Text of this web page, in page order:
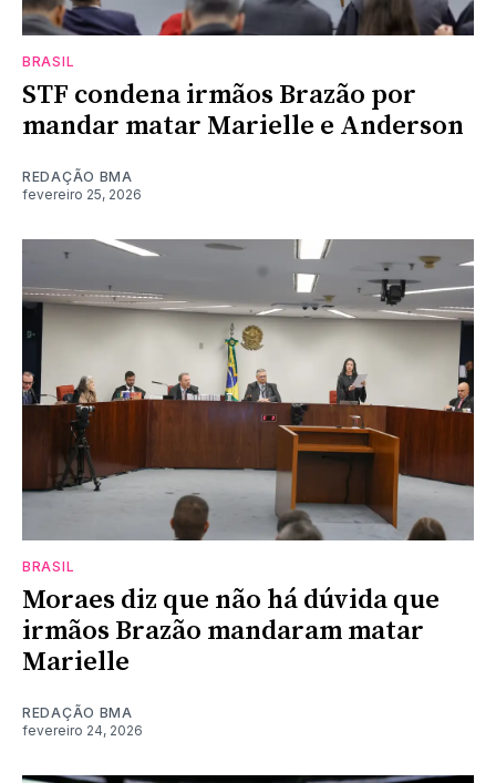
BRASIL
STF condena irmãos Brazão por
mandar matar Marielle e Anderson
REDAÇÃO BMA
fevereiro 25, 2026
BRASIL
Moraes diz que não há dúvida que
irmãos Brazão mandaram matar
Marielle
REDAÇÃO BMA
fevereiro 24, 2026